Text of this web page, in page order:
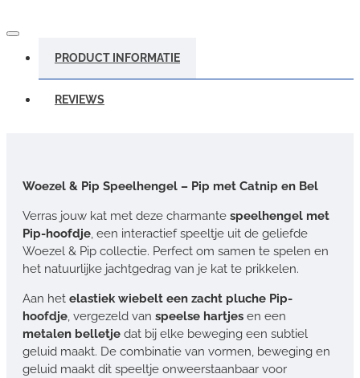
PRODUCT INFORMATIE
REVIEWS
Woezel & Pip Speelhengel – Pip met Catnip en Bel
Verras jouw kat met deze charmante speelhengel met
Pip-hoofdje, een interactief speeltje uit de geliefde
Woezel & Pip collectie. Perfect om samen te spelen en
het natuurlijke jachtgedrag van je kat te prikkelen.
Aan het elastiek wiebelt een zacht pluche Pip-
hoofdje, vergezeld van speelse hartjes en een
metalen belletje dat bij elke beweging een subtiel
geluid maakt. De combinatie van vormen, beweging en
geluid maakt dit speeltje onweerstaanbaar voor